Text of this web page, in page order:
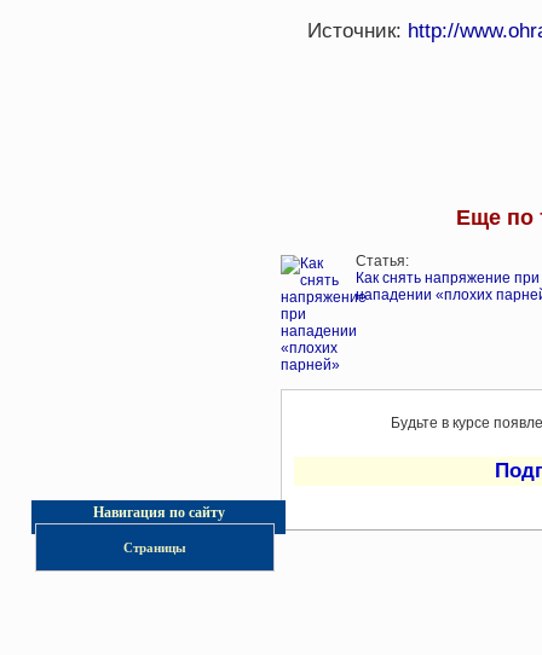
Источник: http://
Еще по
Статья:
Как снять напряжение при
нападении «плохих
Будьте в курсе
Навигация по сайту
Страницы